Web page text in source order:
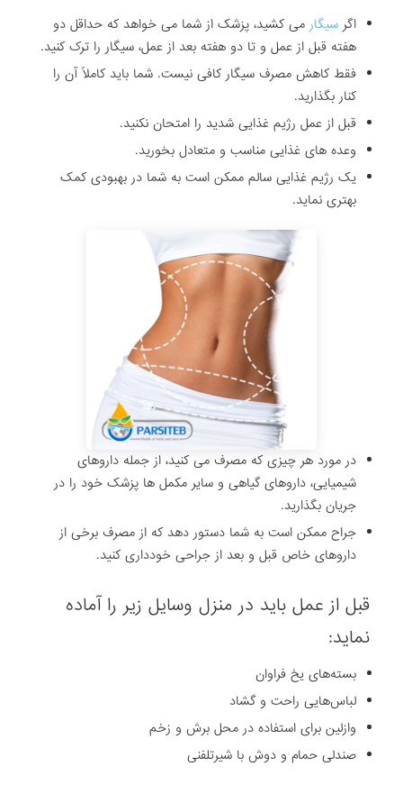
اگرسیگارمی کشید، پزشک از شما می خواهد که حداقل دو
هفته قبل از عمل و تا دو هفته بعد از عمل، سیگار را ترک کنید.
فقط کاهش مصرف سیگار کافی نیست. شما باید کاملاً آن را
کنار بگذارید.
قبل از عمل رژیم غذایی شدید را امتحان نکنید.
وعده های غذایی مناسب و متعادل بخورید.
یک رژیم غذایی سالم ممکن است به شما در بهبودی کمک
بهتری نماید.
در مورد هر چیزی که مصرف می کنید، از جمله داروهای
شیمیایی، داروهای گیاهی و سایر مکمل ها پزشک خود را در
جریان بگذارید.
جراح ممکن است به شما دستور دهد که از مصرف برخی از
داروهای خاص قبل و بعد از جراحی خودداری کنید.
قبل از عمل باید در منزل وسایل زیر را آماده
نماید:
بسته‌های یخ فراوان
لباس‌هایی راحت و گشاد
وازلین برای استفاده در محل برش و زخم
صندلی حمام و دوش با شیرتلفنی